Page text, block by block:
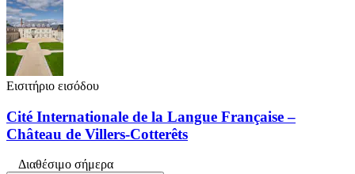
Εισιτήριο εισόδου
Cité Internationale de la Langue Française –
Château de Villers-Cotterêts
Διαθέσιμο σήμερα